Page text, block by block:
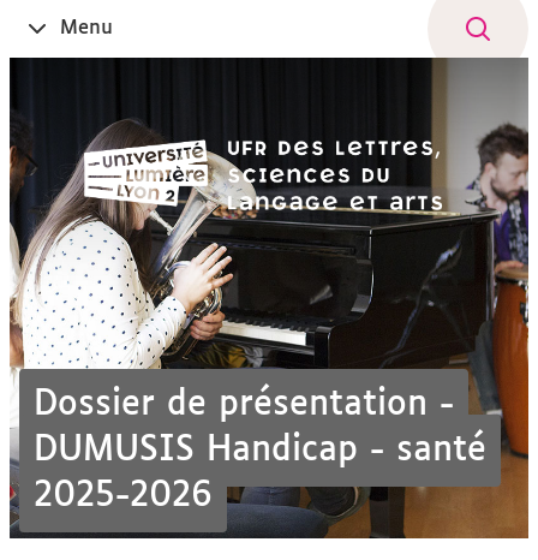
Ouvrir
le
Menu
Dossier de présentation -
DUMUSIS Handicap - santé
2025-2026